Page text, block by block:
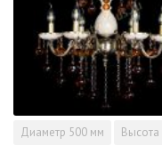
Диаметр 500 мм Высота